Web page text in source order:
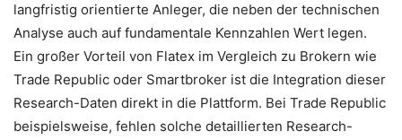
langfristig orientierte Anleger, die neben der technischen
Analyse auch auf fundamentale Kennzahlen Wert legen.
Ein großer Vorteil von Flatex im Vergleich zu Brokern wie
Trade Republic oder Smartbroker ist die Integration dieser
Research-Daten direkt in die Plattform. Bei Trade Republic
beispielsweise, fehlen solche detaillierten Research-